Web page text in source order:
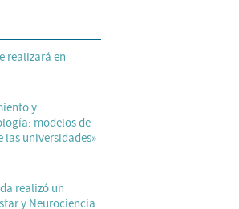
realizará en
y
modelos de
las universidades»
realizó un
y Neurociencia